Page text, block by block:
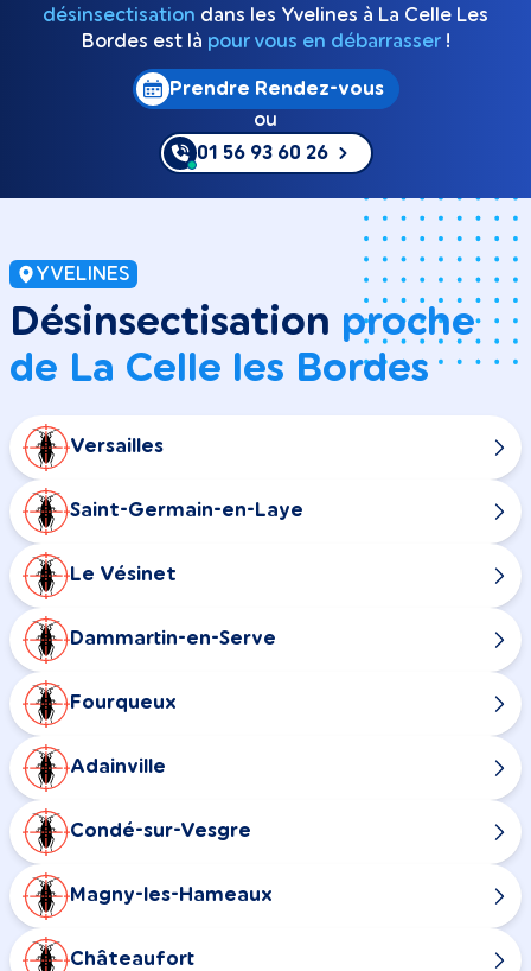
désinsectisation dans les Yvelines à La Celle Les
Bordes est là pour vous en débarrasser!
Prendre Rendez-vous
ou
01 56 93 60 26
YVELINES
Désinsectisation proche
de La Celle les Bordes
Versailles
Saint-Germain-en-Laye
Le Vésinet
Dammartin-en-Serve
Fourqueux
Adainville
Condé-sur-Vesgre
Magny-les-Hameaux
Châteaufort